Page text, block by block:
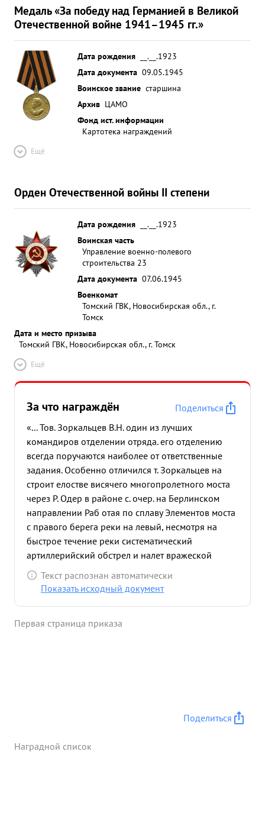
Медаль «За победу над Германией в Великой
Отечественной войне 1941–1945 гг.»
Дата рождения
__.__.1923
Дата документа 09.05.1945
Воинское звание старшина
Архив ЦАМО
Фонд ист. информации
Картотека награждений
Ещё
Орден Отечественной войны II степени
Дата рождения
__.__.1923
Воинская часть
Управление военно-полевого
строительства 23
Дата документа 07.06.1945
Военкомат
Томский ГВК, Новосибирская обл., г.
Томск
Дата и место призыва
Томский ГВК, Новосибирская обл., г. Томск
Ещё
За что награждён
Поделиться
«... Тов. Зоркальцев В.Н. один из лучших
командиров отделении отряда. его отделению
всегда поручаются наиболее от ответственные
задания. Особенно отличился т. Зоркальцев на
строит елостве висячего многопролетного моста
через Р. Одер в районе с. очер. на Берлинском
направлении Раб отая по сплаву Элементов моста
с правого берега реки на левый, несмотря на
быстрое течение реки систематический
артиллерийский обстрел и налет вражеской
авиации его отделение перевы полняло задания
Командования в 2-3 раза. Л ичным примером,
строительства моста. ...»
Текст распознан автоматически
Показать исходный документ
Первая страница приказа
Поделиться
Наградной список